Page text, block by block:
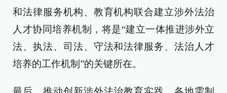
和法律服务机构、教育机构联合建立涉外法治
人才协同培养机制，将是“建立一体推进涉外立
法、执法、司法、守法和法律服务、法治人才
培养的工作机制”的关键所在。